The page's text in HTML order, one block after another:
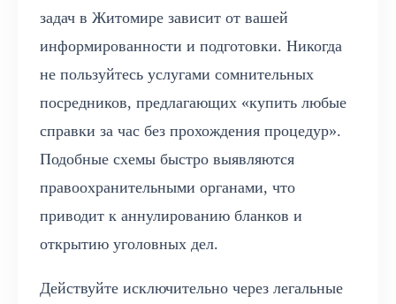
задач в Житомире зависит от вашей
информированности и подготовки. Никогда
не пользуйтесь услугами сомнительных
посредников, предлагающих «купить любые
справки за час без прохождения процедур».
Подобные схемы быстро выявляются
правоохранительными органами, что
приводит к аннулированию бланков и
открытию уголовных дел.
Действуйте исключительно через легальные